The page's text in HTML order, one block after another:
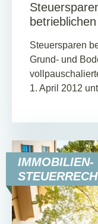
Steuersparen
Grund- und
1. April 2012
IMMOBILIEN-